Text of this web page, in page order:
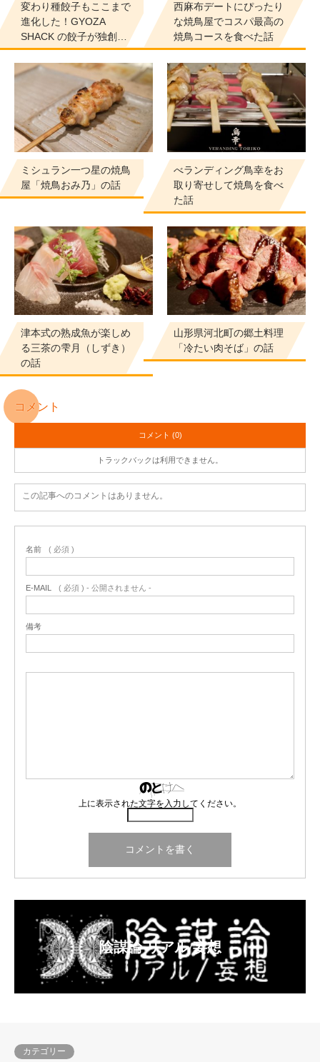
変わり種餃子もここまで
進化した！GYOZA
SHACK の餃子が独創…
西麻布デートにぴったり
な焼鳥屋でコスパ最高の
焼鳥コースを食べた話
ミシュラン一つ星の焼鳥
屋「焼鳥おみ乃」の話
べランディング鳥幸をお
取り寄せして焼鳥を食べ
た話
津本式の熟成魚が楽しめ
る三茶の雫月（しずき）
の話
山形県河北町の郷土料理
「冷たい肉そば」の話
コメント
コメント (0)
トラックバックは利用できません。
この記事へのコメントはありません。
名前 ( 必須 )
E-MAIL ( 必須 ) - 公開されません -
備考
上に表示された文字を入力してください。
陰謀論 リアル/妄想
カテゴリー